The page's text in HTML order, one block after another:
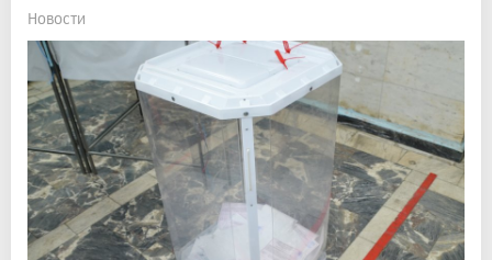
Новости